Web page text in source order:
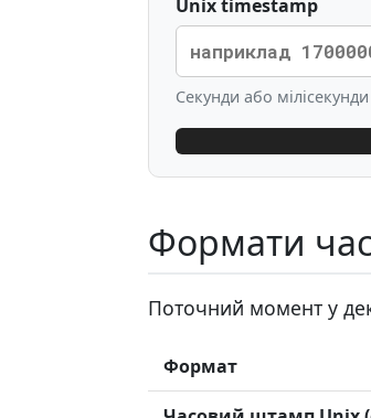
Unix timestamp
Секунди або
Формати
Поточний момент у
Формат